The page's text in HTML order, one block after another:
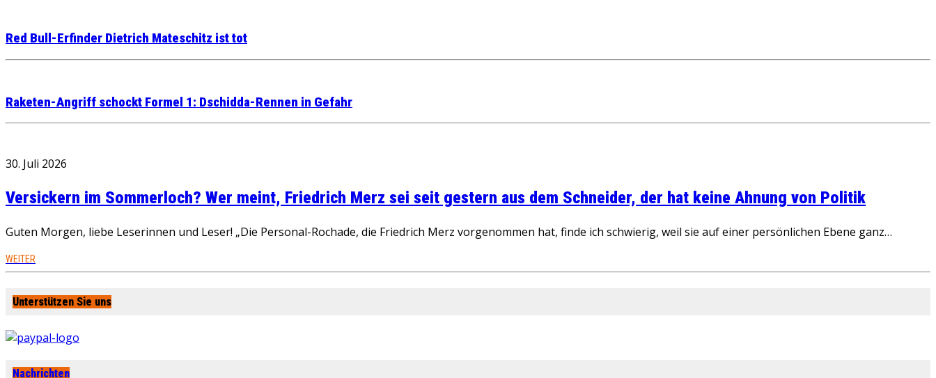
Red Bull-Erfinder Dietrich Mateschitz ist tot
Raketen-Angriff schockt Formel 1: Dschidda-Rennen in Gefahr
30. Juli 2026
Versickern im Sommerloch? Wer meint, Friedrich Merz sei seit gestern aus dem Schneider, der hat keine Ahnung von Politik
Guten Morgen, liebe Leserinnen und Leser! „Die Personal-Rochade, die Friedrich Merz vorgenommen hat, finde ich schwierig, weil sie auf einer persönlichen Ebene ganz…
WEITER
Unterstützen Sie uns
Nachrichten